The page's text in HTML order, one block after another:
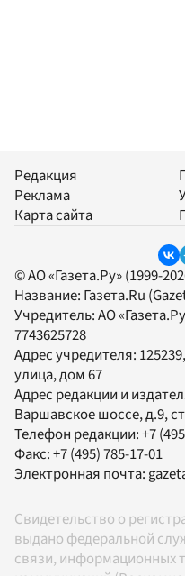
Редакция
Реклама
Карта сайта
© АО «Газета.Ру» (1999-
Название: Газета.Ru
Учредитель:АО
7743625728
Адрес учредителя:
улица, дом 67
Адрес редакции и
Варшавское шоссе, д.9,
Телефон редакции:+7
Факс:+7 (495) 785-17-01
Электронная почта:
Свидетельство о
выдано федеральной
связи, информационных